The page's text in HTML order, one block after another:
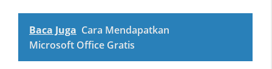
Baca Juga Cara Mendapatkan
Microsoft Office Gratis